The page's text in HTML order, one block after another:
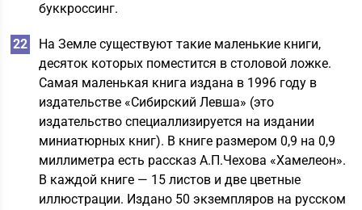
буккроссинг.
На Земле существуют такие маленькие книги,
десяток которых поместится в столовой ложке.
Самая маленькая книга издана в 1996 году в
издательстве «Сибирский Левша» (это
издательство специаллизируется на издании
миниатюрных книг). В книге размером 0,9 на 0,9
миллиметра есть рассказ А.П.Чехова «Хамелеон».
В каждой книге — 15 листов и две цветные
иллюстрации. Издано 50 экземпляров на русском